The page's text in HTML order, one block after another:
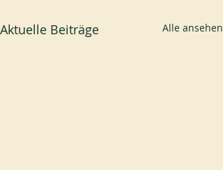
Aktuelle Beiträge Alle ansehen